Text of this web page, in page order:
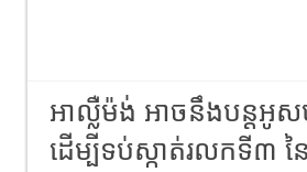
អាល្លឺម៉ង់ អាចនឹងបន្តអូស
ដើម្បីទប់ស្កាត់រលកទី៣ ន